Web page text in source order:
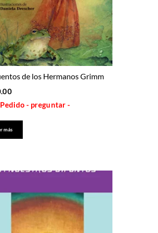
de los Hermanos Grimm
- preguntar -
más